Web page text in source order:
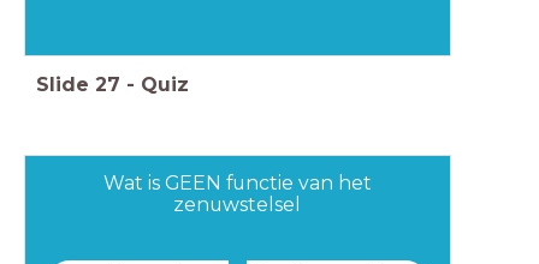
Slide 27 - Quiz
Wat is GEEN functie van het
zenuwstelsel